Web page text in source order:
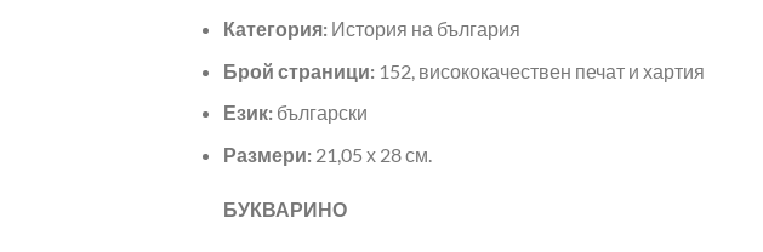
Категория:История на българия
Брой страници:152, висококачествен печат и хартия
Език:български
Размери:21,05 х 28 см.
БУКВАРИНО